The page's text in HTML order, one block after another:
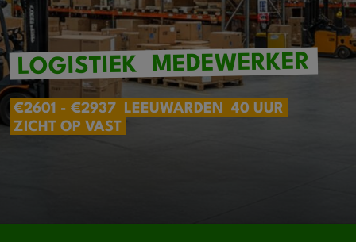
LOGISTIEK MEDEWERKER
€2601 - €2937 LEEUWARDEN
40 UUR
ZICHT OP VAST